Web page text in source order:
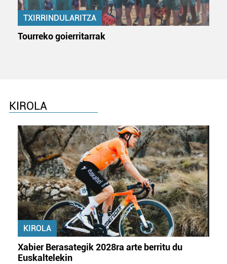
TXIRRINDULARITZA
Tourreko goierritarrak
KIROLA
KIROLA
Xabier Berasategik 2028ra arte berritu du
Euskaltelekin